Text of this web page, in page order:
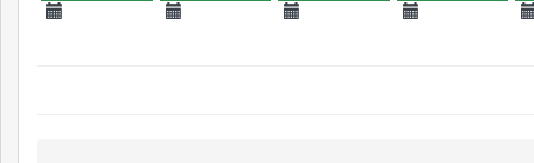
напитки цели канабис коноп